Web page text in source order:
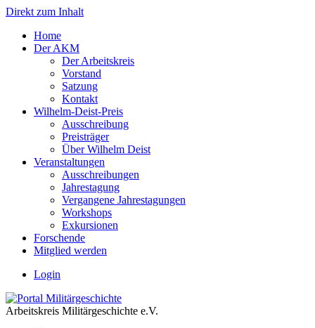
Direkt zum Inhalt
Home
Der AKM
Der Arbeitskreis
Vorstand
Satzung
Kontakt
Wilhelm-Deist-Preis
Ausschreibung
Preisträger
Über Wilhelm Deist
Veranstaltungen
Ausschreibungen
Jahrestagung
Vergangene Jahrestagungen
Workshops
Exkursionen
Forschende
Mitglied werden
Login
Arbeitskreis Militärgeschichte e.V.